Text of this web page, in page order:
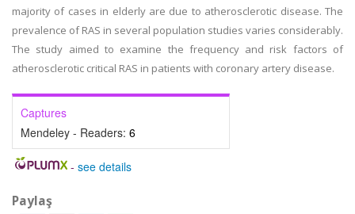
majority of cases in elderly are due to atherosclerotic disease. The
prevalence of RAS in several population studies varies considerably.
The study aimed to examine the frequency and risk factors of
atherosclerotic critical RAS in patients with coronary artery disease.
Captures
Mendeley - Readers: 6
- see details
Paylaş